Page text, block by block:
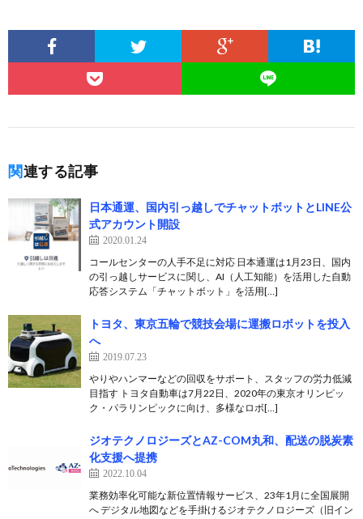
関連する記事
日本通運、国内引っ越しでチャットボットとLINE公
式アカウント開設
2020.01.24
コールセンターの人手不足に対応 日本通運は1月23日、国内
の引っ越しサービスに関し、AI（人工知能）を活用した自動
応答システム「チャットボット」を活用[…]
トヨタ、東京五輪で競技会場に運搬ロボットを投入
へ
2019.07.23
やりやハンマーなどの回収をサポート、スタッフの労力低減
目指す トヨタ自動車は7月22日、2020年の東京オリンピッ
ク・パラリンピックに向け、多様なロボ[…]
ジオテクノロジーズとAZ-COM丸和、配送の脱炭素
化支援へ提携
2022.10.04
業務効率化可能な新位置情報サービス、23年1月に全国展開
へ デジタル地図などを手掛けるジオテクノロジーズ（旧イン